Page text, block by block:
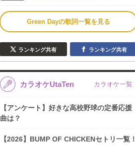
Green Dayの歌詞一覧を見る
ランキング共有 ランキング共有
カラオケUtaTen カラオケ一覧
【アンケート】好きな高校野球の定番応援
曲は？
【2026】BUMP OF CHICKENセトリ一覧！